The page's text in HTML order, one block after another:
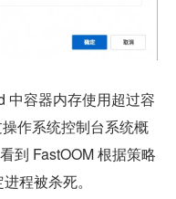
中容器内存使用超过容
作系统控制台系统概
到 FastOOM 根据策略
程被杀死。